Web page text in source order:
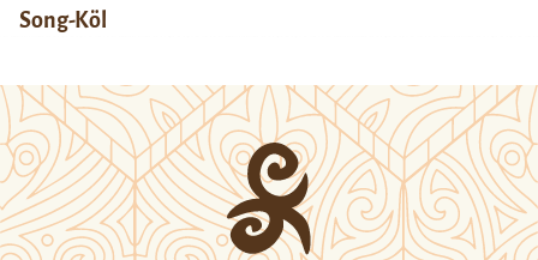
Song-Köl